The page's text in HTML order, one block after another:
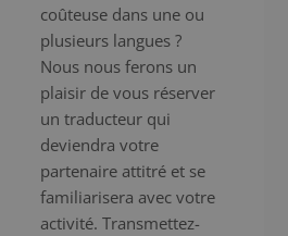
coûteuse dans une ou
plusieurs langues ?
Nous nous ferons un
plaisir de vous réserver
un traducteur qui
deviendra votre
partenaire attitré et se
familiarisera avec votre
activité. Transmettez-